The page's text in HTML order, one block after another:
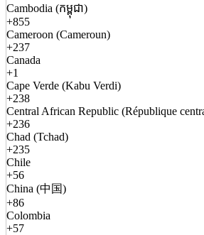
Cambodia (កម្ពុជា)
+855
Cameroon (Cameroun)
+237
Canada
+1
Cape Verde (Kabu Verdi)
+238
Central African Republic (République
+236
Chad (Tchad)
+235
Chile
+56
China (中国)
+86
Colombia
+57